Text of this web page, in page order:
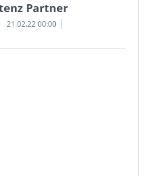
Partner
21.02.22 00:00